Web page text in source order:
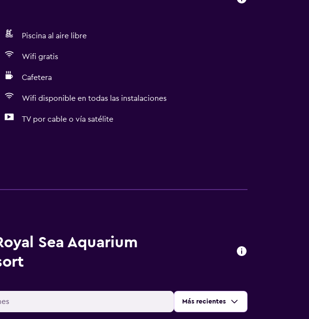
Piscina al aire libre
Wifi gratis
Cafetera
Wifi disponible en todas las instalaciones
TV por cable o vía satélite
Sea Aquarium
Ordenar por:
Más recientes